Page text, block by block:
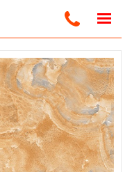
Tấm Ốp PVC Vân Đá